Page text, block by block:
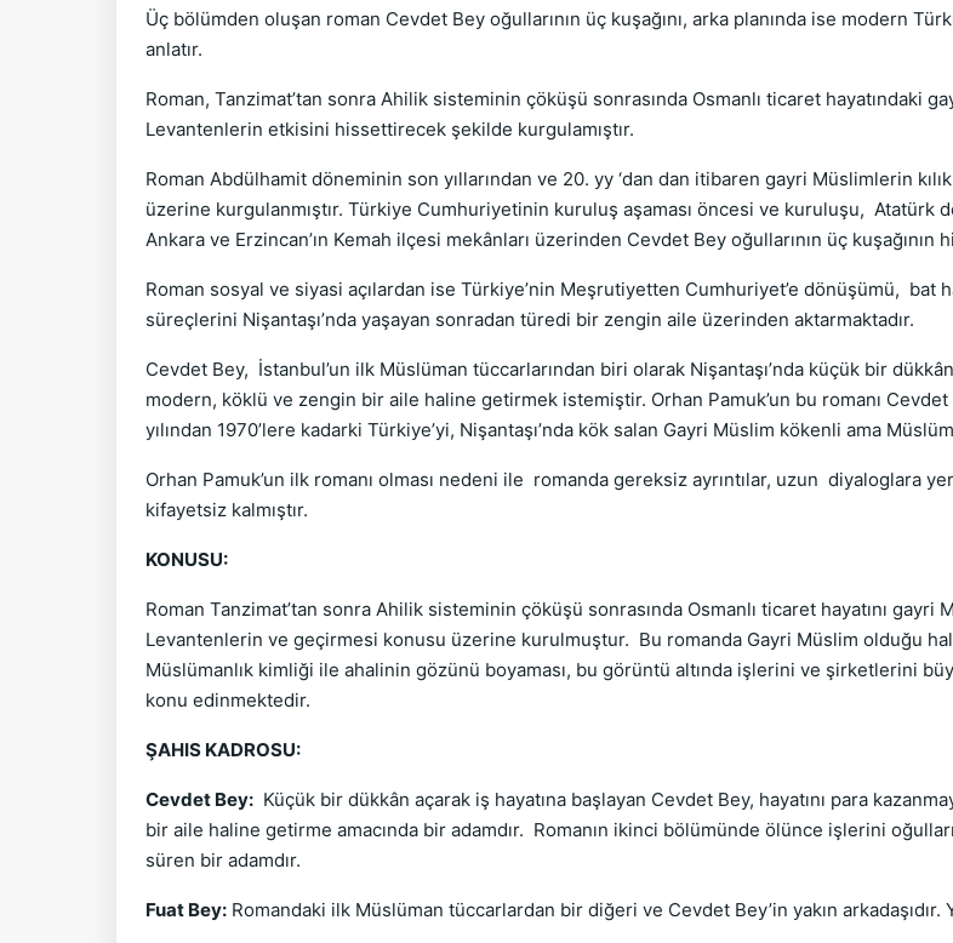
Üç bölümden oluşan roman Cevdet Bey oğullarının üç kuşağını, arka planında ise modern
anlatır.
Roman, Tanzimat’tan sonra Ahilik sisteminin çöküşü sonrasında Osmanlı ticaret hayatındaki
Levantenlerin etkisini hissettirecek şekilde kurgulamıştır.
Roman Abdülhamit döneminin son yıllarından ve 20. yy ‘dan dan itibaren gayri Müslimlerin
üzerine kurgulanmıştır. Türkiye Cumhuriyetinin kuruluş aşaması öncesi ve kuruluşu, Atatürk
Ankara ve Erzincan’ın Kemah ilçesi mekânları üzerinden Cevdet Bey oğullarının üç kuşağının
Roman sosyal ve siyasi açılardan ise Türkiye’nin Meşrutiyetten Cumhuriyet’e dönüşümü, bat
süreçlerini Nişantaşı’nda yaşayan sonradan türedi bir zengin aile üzerinden aktarmaktadır.
Cevdet Bey, İstanbul’un ilk Müslüman tüccarlarından biri olarak Nişantaşı’nda küçük bir
modern, köklü ve zengin bir aile haline getirmek istemiştir. Orhan Pamuk’un bu romanı
yılından 1970’lere kadarki Türkiye’yi, Nişantaşı’nda kök salan Gayri Müslim kökenli ama
Orhan Pamuk’un ilk romanı olması nedeni ile romanda gereksiz ayrıntılar, uzun diyaloglara
kifayetsiz kalmıştır.
KONUSU:
Roman Tanzimat’tan sonra Ahilik sisteminin çöküşü sonrasında Osmanlı ticaret hayatını
Levantenlerin ve geçirmesi konusu üzerine kurulmuştur. Bu romanda Gayri Müslim olduğu
Müslümanlık kimliği ile ahalinin gözünü boyaması, bu görüntü altında işlerini ve şirketlerini
konu edinmektedir.
ŞAHIS KADROSU:
Cevdet Bey: Küçük bir dükkân açarak iş hayatına başlayan Cevdet Bey, hayatını para
bir aile haline getirme amacında bir adamdır. Romanın ikinci bölümünde ölünce işlerini
süren bir adamdır.
Fuat Bey: Romandaki ilk Müslüman tüccarlardan bir diğeri ve Cevdet Bey’in yakın